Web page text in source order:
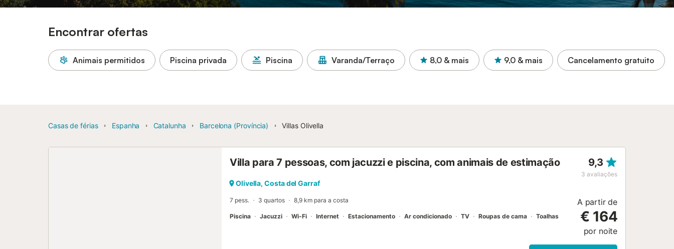
Encontrar ofertas
Animais permitidos Piscina privada Piscina Varanda/Terraço 8,0 & mais 9,0 & mais Cancelamento gratuito
Casas de férias Espanha Catalunha Barcelona (Província) Villas Olivella
Villa para 7 pessoas, com jacuzzi e piscina, com animais de estimação 9,3
3 avaliações
Olivella, Costa del Garraf
7 pess. 3 quartos 8,9 km para a costa
Piscina Jacuzzi Wi-Fi Internet Estacionamento Ar condicionado TV Roupas de cama Toalhas
A partir de
€ 164
por noite